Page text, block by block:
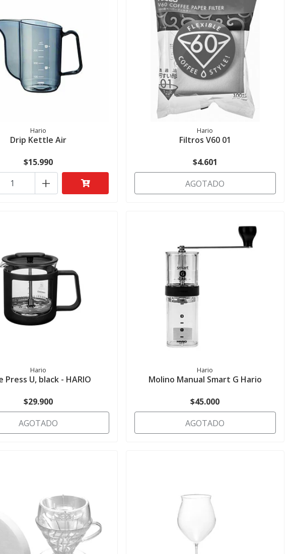
Hario
Drip Kettle Air
$15.990
+
Hario
Filtros V60 01
$4.601
AGOTADO
Hario
Press U, black - HARIO
$29.900
AGOTADO
Hario
Molino Manual Smart G Hario
$45.000
AGOTADO